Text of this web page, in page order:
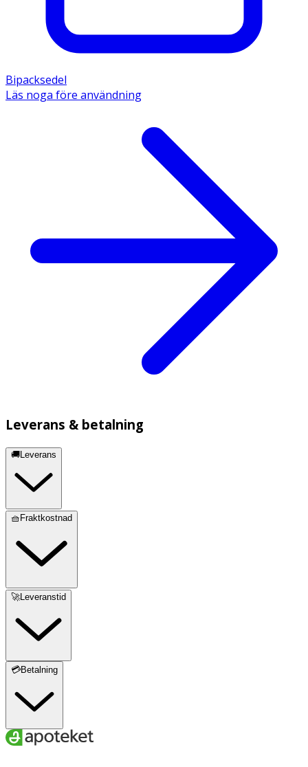
Bipacksedel
Läs noga före användning
Leverans & betalning
🚚Leverans
🧺Fraktkostnad
🚀Leveranstid
💳Betalning